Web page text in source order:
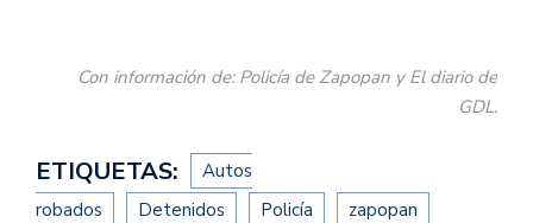
Con información de: Policía de Zapopan y El diario de
GDL.
ETIQUETAS:
Autos
robados
Detenidos Policía zapopan